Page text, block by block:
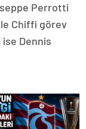
Perrotti
Chiffi görev
ise Dennis